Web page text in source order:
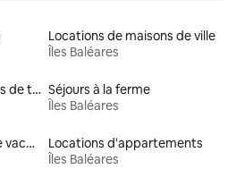
Locations de maisons de ville
Îles Baléares
Locations de résidences de tourisme Séjours à la ferme
Îles Baléares
Location de maisons de vacances
Locations d'appartements
Îles Baléares